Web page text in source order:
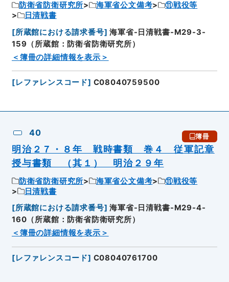
防衛省防衛研究所 海軍省公文備考
⑪戦役等
日清戦書
[所蔵館における請求番号] 海軍省-日清戦書-M29-3-
159（所蔵館：防衛省防衛研究所）
＜簿冊の詳細情報を表示＞
[レファレンスコード] C08040759500
40 簿冊
明治２７・８年 戦時書類 巻４ 従軍記章
授与書類 （其１） 明治２９年
防衛省防衛研究所 海軍省公文備考
⑪戦役等
日清戦書
[所蔵館における請求番号] 海軍省-日清戦書-M29-4-
160（所蔵館：防衛省防衛研究所）
＜簿冊の詳細情報を表示＞
[レファレンスコード] C08040761700